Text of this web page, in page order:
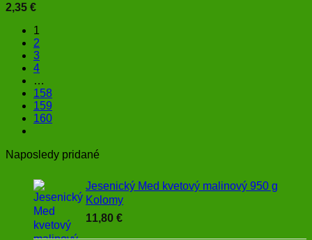
2,35 €
1
2
3
4
…
158
159
160
Naposledy pridané
Jesenický Med kvetový malinový 950 g
Kolomy
11,80 €